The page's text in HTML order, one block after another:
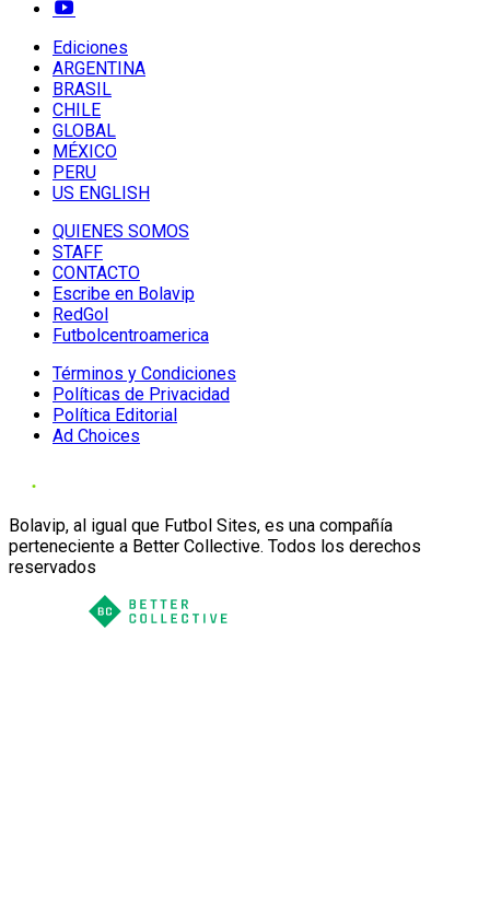
Ediciones
ARGENTINA
BRASIL
CHILE
GLOBAL
MÉXICO
PERU
US ENGLISH
QUIENES SOMOS
STAFF
CONTACTO
Escribe en Bolavip
RedGol
Futbolcentroamerica
Términos y Condiciones
Políticas de Privacidad
Política Editorial
Ad Choices
Bolavip, al igual que Futbol Sites, es una compañía
perteneciente a Better Collective. Todos los derechos
reservados